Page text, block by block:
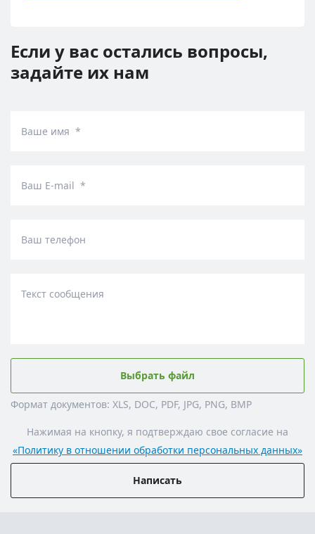
Если у вас остались вопросы,
задайте их нам
Ваше имя *
Ваш E-mail *
Ваш телефон
Текст сообщения
Выбрать файл
Формат документов: XLS, DOC, PDF, JPG, PNG, BMP
Нажимая на кнопку, я подтверждаю свое согласие на
«Политику в отношении обработки персональных данных»
Написать